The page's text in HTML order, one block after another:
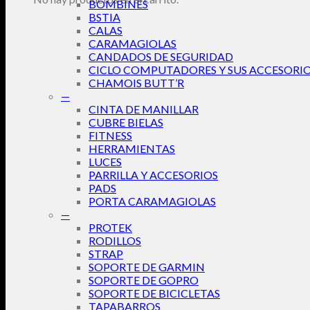
BOMBINES
BSTIA
CALAS
CARAMAGIOLAS
CANDADOS DE SEGURIDAD
CICLO COMPUTADORES Y SUS
CHAMOIS BUTT’R
—
CINTA DE MANILLAR
CUBRE BIELAS
FITNESS
HERRAMIENTAS
LUCES
PARRILLA Y ACCESORIOS
PADS
PORTA CARAMAGIOLAS
—
PROTEK
RODILLOS
STRAP
SOPORTE DE GARMIN
SOPORTE DE GOPRO
SOPORTE DE BICICLETAS
TAPABARROS